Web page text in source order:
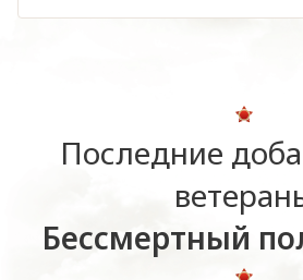
Последние
Бессмертный